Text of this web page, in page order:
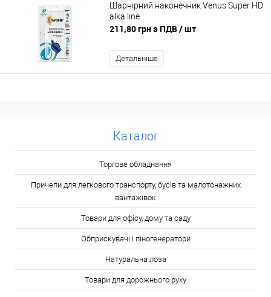
Шарнірний наконечник Venus Super HD
alka line
211,80 грн з ПДВ/ шт
Детальніше
Каталог
Торгове обладнання
Причепи для легкового транспорту, бусів та малотонажних
вантажівок
Товари для офісу, дому та саду
Обприскувачі і піногенератори
Натуральна лоза
Товари для дорожнього руху